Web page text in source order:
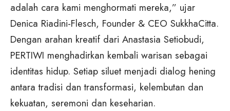
adalah cara kami menghormati mereka,” ujar
Denica Riadini-Flesch, Founder & CEO SukkhaCitta.
Dengan arahan kreatif dari Anastasia Setiobudi,
PERTIWI menghadirkan kembali warisan sebagai
identitas hidup. Setiap siluet menjadi dialog hening
antara tradisi dan transformasi, kelembutan dan
kekuatan, seremoni dan keseharian.